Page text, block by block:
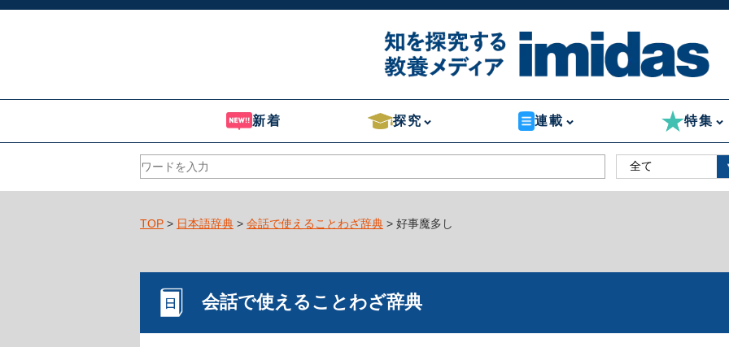
新着 探究 連載 特集
TOP > 日本語辞典 > 会話で使えることわざ辞典 > 好事魔多し
会話で使えることわざ辞典